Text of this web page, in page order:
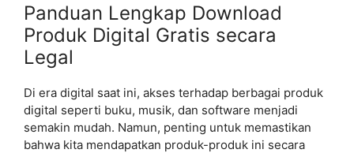
Panduan Lengkap Download
Produk Digital Gratis secara
Legal
Di era digital saat ini, akses terhadap berbagai produk
digital seperti buku, musik, dan software menjadi
semakin mudah. Namun, penting untuk memastikan
bahwa kita mendapatkan produk-produk ini secara